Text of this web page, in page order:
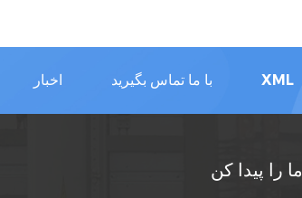
اخبار با ما تماس بگیرید XML
ما را پیدا کن